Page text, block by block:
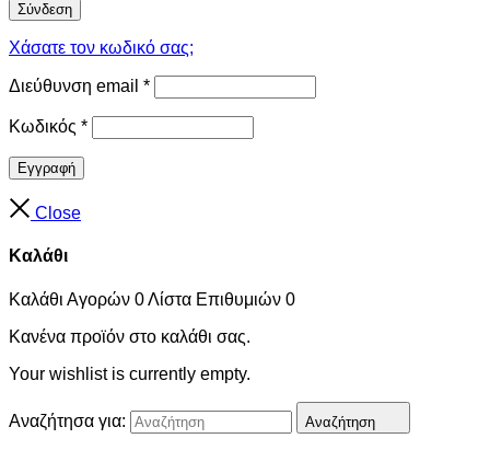
Σύνδεση
Χάσατε τον κωδικό σας;
Διεύθυνση email *
Κωδικός *
Εγγραφή
Close
Καλάθι
Καλάθι Αγορών 0Λίστα Επιθυμιών 0
Κανένα προϊόν στο καλάθι σας.
Your wishlist is currently empty.
Αναζήτησα για: Αναζήτηση